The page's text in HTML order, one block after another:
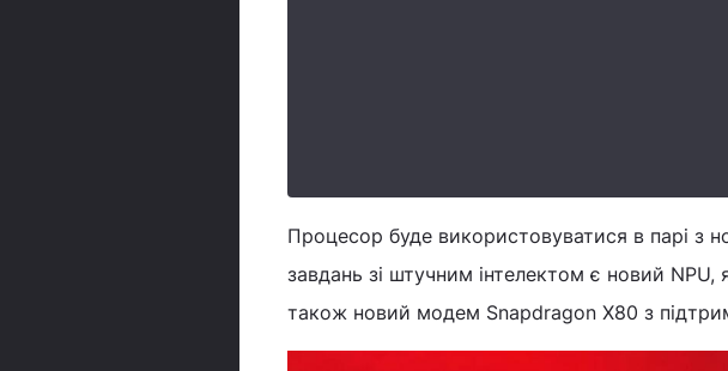
Процесор буде використовуватися в парі з
завдань зі штучним інтелектом є новий
також новий модем Snapdragon X80 з